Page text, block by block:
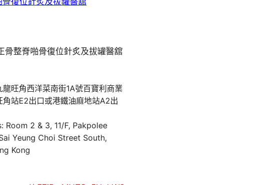
旺角西洋菜南街1A號百寶利商業
站E2出口或港鐵油麻地站A2出
Room 2 & 3, 11/F, Pakpolee
Yeung Choi Street South,
Kong